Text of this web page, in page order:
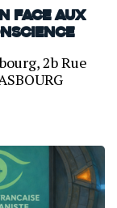
face aux
2b Rue